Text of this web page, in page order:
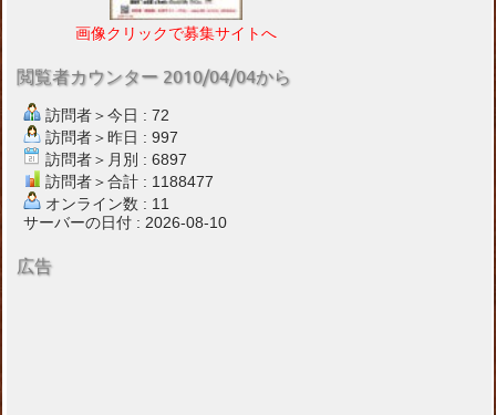
画像クリックで募集サイトへ
閲覧者カウンター 2010/04/04から
訪問者＞今日 : 72
訪問者＞昨日 : 997
訪問者＞月別 : 6897
訪問者＞合計 : 1188477
オンライン数 : 11
サーバーの日付 : 2026-08-10
広告